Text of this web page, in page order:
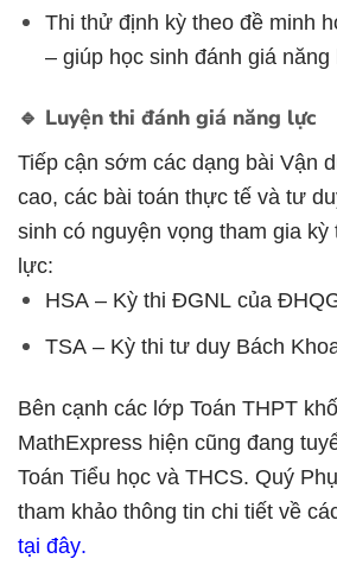
Thi thử định kỳ theo đề minh
– giúp học sinh đánh giá
🔹 Luyện thi đánh giá năng lực
Tiếp cận sớm các dạng bài Vận
cao, các bài toán thực tế và tư
sinh có nguyện vọng tham gia
lực:
HSA – Kỳ thi ĐGNL của
TSA – Kỳ thi tư duy Bách
Bên cạnh các lớp Toán THPT
MathExpress hiện cũng đang
Toán Tiểu học và THCS. Quý
tham khảo thông tin chi tiết về
tại đây.